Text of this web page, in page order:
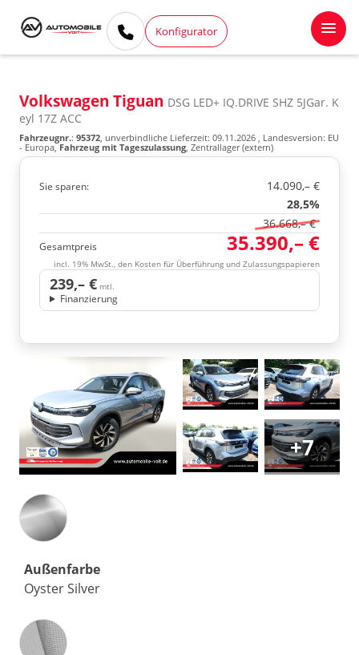
Konfigurator
Volkswagen Tiguan DSG LED+ IQ.DRIVE SHZ 5JGar. K
eyl 17Z ACC
Fahrzeugnr.: 95372, unverbindliche Lieferzeit: 09.11.2026 , Landesversion: EU
- Europa,Fahrzeug mit Tageszulassung, Zentrallager (extern)
Sie sparen:
14.090,– €
28,5%
36.668,– €
Gesamtpreis 35.390,– €
incl. 19% MwSt., den Kosten für Überführung und Zulassungspapieren
239,– € mtl.
Finanzierung
+7
Außenfarbe
Oyster Silver
Innenausstattung